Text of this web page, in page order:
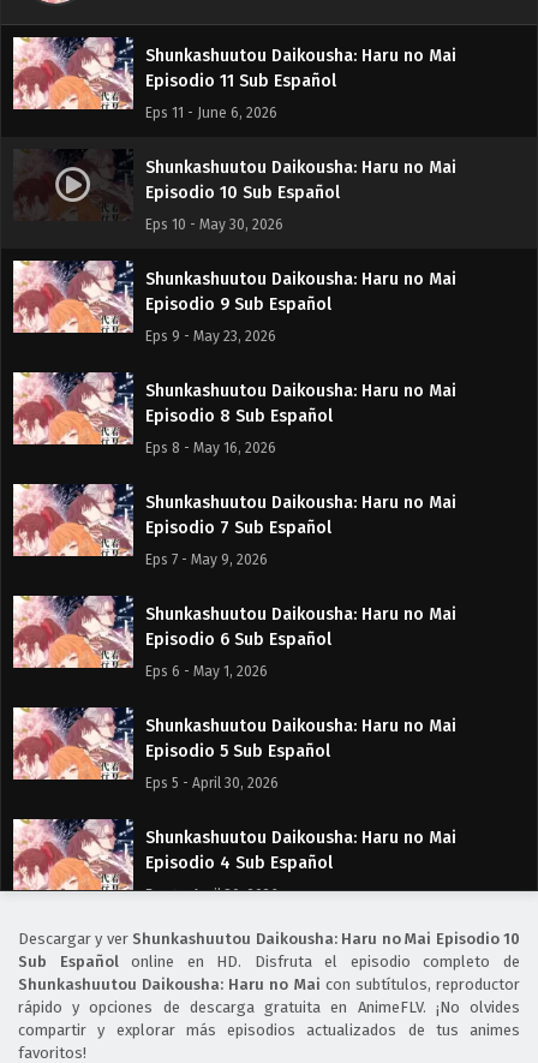
Shunkashuutou Daikousha: Haru no Mai
Episodio 11 Sub Español
Eps 11 - June 6, 2026
Shunkashuutou Daikousha: Haru no Mai
Episodio 10 Sub Español
Eps 10 - May 30, 2026
Shunkashuutou Daikousha: Haru no Mai
Episodio 9 Sub Español
Eps 9 - May 23, 2026
Shunkashuutou Daikousha: Haru no Mai
Episodio 8 Sub Español
Eps 8 - May 16, 2026
Shunkashuutou Daikousha: Haru no Mai
Episodio 7 Sub Español
Eps 7 - May 9, 2026
Shunkashuutou Daikousha: Haru no Mai
Episodio 6 Sub Español
Eps 6 - May 1, 2026
Shunkashuutou Daikousha: Haru no Mai
Episodio 5 Sub Español
Eps 5 - April 30, 2026
Shunkashuutou Daikousha: Haru no Mai
Episodio 4 Sub Español
Eps 4 - April 30, 2026
Shunkashuutou Daikousha: Haru no Mai
Episodio 3 Sub Español
Eps 3 - April 30, 2026
Descargar y ver Shunkashuutou Daikousha: Haru no Mai Episodio 10
Sub Españolonline en HD. Disfruta el episodio completo de
Shunkashuutou Daikousha: Haru no Mai con subtítulos, reproductor
rápido y opciones de descarga gratuita en AnimeFLV. ¡No olvides
compartir y explorar más episodios actualizados de tus animes
favoritos!